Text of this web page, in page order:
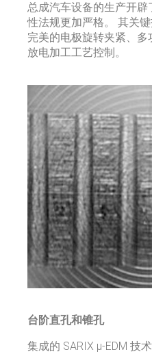
总成汽车设备的生产开
性法规更加严格。 其关
完美的电极旋转夹紧、
放电加工工艺控制。
台阶直孔和锥孔
集成的 SARIX μ-EDM 技